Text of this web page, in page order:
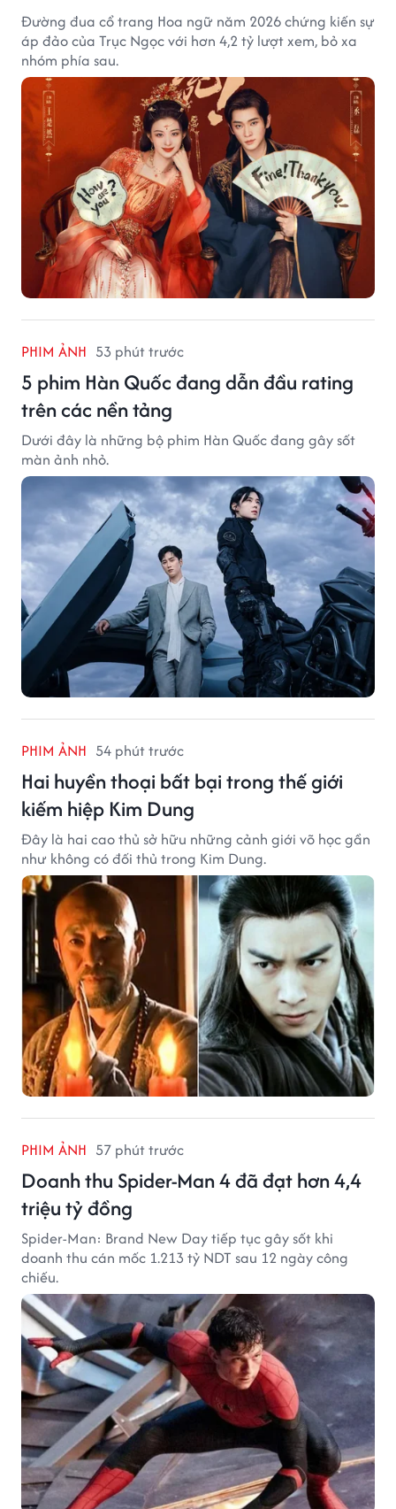
Đường đua cổ trang Hoa ngữ năm 2026 chứng kiến sự
áp đảo của Trục Ngọc với hơn 4,2 tỷ lượt xem, bỏ xa
nhóm phía sau.
PHIM ẢNH 53 phút trước
5 phim Hàn Quốc đang dẫn đầu rating
trên các nền tảng
Dưới đây là những bộ phim Hàn Quốc đang gây sốt
màn ảnh nhỏ.
PHIM ẢNH 54 phút trước
Hai huyền thoại bất bại trong thế giới
kiếm hiệp Kim Dung
Đây là hai cao thủ sở hữu những cảnh giới võ học gần
như không có đối thủ trong Kim Dung.
PHIM ẢNH 57 phút trước
Doanh thu Spider-Man 4 đã đạt hơn 4,4
triệu tỷ đồng
Spider-Man: Brand New Day tiếp tục gây sốt khi
doanh thu cán mốc 1.213 tỷ NDT sau 12 ngày công
chiếu.